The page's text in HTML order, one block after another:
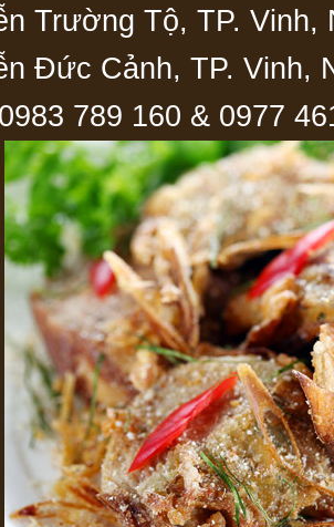
Trường Tộ, TP. Vinh,
Đức Cảnh, TP. Vinh,
789 160 & 0977